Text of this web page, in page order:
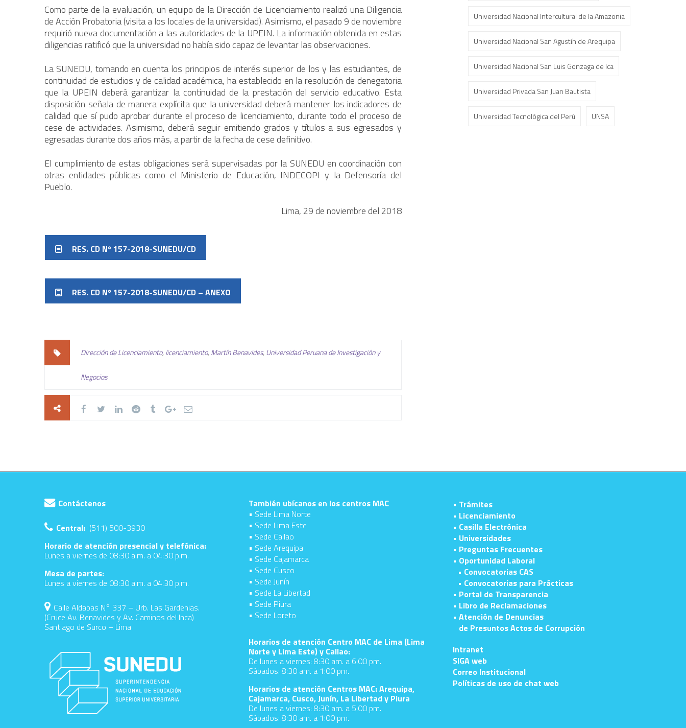
Como parte de la evaluación, un equipo de la Dirección de Licenciamiento realizó una Diligencia
de Acción Probatoria (visita a los locales de la universidad). Asimismo, el pasado 9 de noviembre
requirió nueva documentación a las autoridades de la UPEIN. La información obtenida en estas
diligencias ratificó que la universidad no había sido capaz de levantar las observaciones.
La SUNEDU, tomando en cuenta los principios de interés superior de los y las estudiantes, de
continuidad de estudios y de calidad académica, ha establecido en la resolución de denegatoria
que la UPEIN deberá garantizar la continuidad de la prestación del servicio educativo. Esta
disposición señala de manera explícita que la universidad deberá mantener los indicadores de
calidad que sí pudo aprobar durante el proceso de licenciamiento, durante todo el proceso de
cese de actividades. Asimismo, deberá seguir emitiendo grados y títulos a sus egresados y
egresadas durante dos años más, a partir de la fecha de cese definitivo.
El cumplimiento de estas obligaciones será supervisadas por la SUNEDU en coordinación con
otras entidades públicas como el Ministerio de Educación, INDECOPI y la Defensoría del
Pueblo.
Lima, 29 de noviembre del 2018
RES. CD Nº 157-2018-SUNEDU/CD
RES. CD Nº 157-2018-SUNEDU/CD – ANEXO
Dirección de Licenciamiento,licenciamiento,Martín Benavides,Universidad Peruana de Investigación y
Negocios
Universidad Nacional Intercultural de la Amazonia
Universidad Nacional San Agustín de Arequipa
Universidad Nacional San Luis Gonzaga de Ica
Universidad Privada San Juan Bautista
Universidad Tecnológica del Perú UNSA
Contáctenos
Central: (511) 500-3930
Horario de atención presencial y telefónica:
Lunes a viernes de 08:30 a.m. a 04:30 p.m.
Mesa de partes:
Lunes a viernes de 08:30 a.m. a 04:30 p.m.
Calle Aldabas N° 337 – Urb. Las Gardenias.
(Cruce Av. Benavides y Av. Caminos del Inca)
Santiago de Surco – Lima
También ubícanos en los centros MAC
• Sede Lima Norte
• Sede Lima Este
• Sede Callao
• Sede Arequipa
• Sede Cajamarca
• Sede Cusco
• Sede Junín
• Sede La Libertad
• Sede Piura
• Sede Loreto
Horarios de atención Centro MAC de Lima (Lima
Norte y Lima Este) y Callao:
De lunes a viernes: 8:30 am. a 6:00 pm.
Sábados: 8:30 am. a 1:00 pm.
Horarios de atención Centros MAC: Arequipa,
Cajamarca, Cusco, Junín, La Libertad y Piura
De lunes a viernes: 8:30 am. a 5:00 pm.
Sábados: 8:30 am. a 1:00 pm.
• Trámites
• Licenciamiento
• Casilla Electrónica
• Universidades
• Preguntas Frecuentes
• Oportunidad Laboral
• Convocatorias CAS
• Convocatorias para Prácticas
• Portal de Transparencia
• Libro de Reclamaciones
• Atención de Denuncias
de Presuntos Actos de Corrupción
Intranet
SIGA web
Correo Institucional
Políticas de uso de chat web